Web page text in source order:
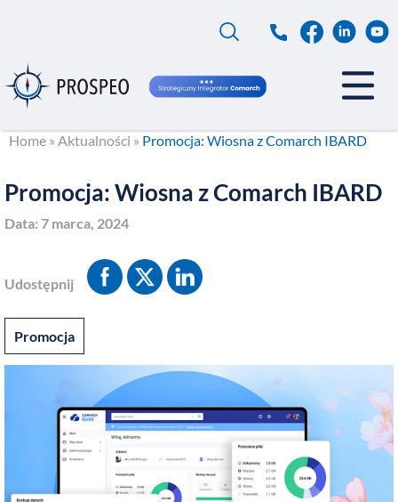
Home » Aktualności » Promocja: Wiosna z Comarch IBARD
Promocja: Wiosna z Comarch IBARD
Data: 7 marca, 2024
Udostępnij
Promocja